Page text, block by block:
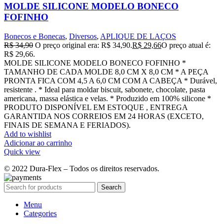
MOLDE SILICONE MODELO BONECO
FOFINHO
Bonecos e Bonecas, Diversos, APLIQUE DE LAÇOS
R$34,90 O preço original era: R$ 34,90.R$ 29,66O preço atual é:
R$ 29,66.
MOLDE SILICONE MODELO BONECO FOFINHO *
TAMANHO DE CADA MOLDE 8,0 CM X 8,0 CM * A PEÇA
PRONTA FICA COM 4,5 A 6,0 CM COM A CABEÇA * Durável,
resistente . * Ideal para moldar biscuit, sabonete, chocolate, pasta
americana, massa elástica e velas. * Produzido em 100% silicone *
PRODUTO DISPONÍVEL EM ESTOQUE , ENTREGA
GARANTIDA NOS CORREIOS EM 24 HORAS (EXCETO,
FINAIS DE SEMANA E FERIADOS).
Add to wishlist
Adicionar ao carrinho
Quick view
© 2022 Dura-Flex – Todos os direitos reservados.
Search
Menu
Categories